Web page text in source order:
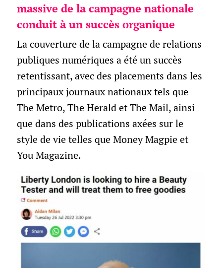
massive de la campagne nationale
conduit à un succès organique
La couverture de la campagne de relations
publiques numériques a été un succès
retentissant, avec des placements dans les
principaux journaux nationaux tels que
The Metro, The Herald et The Mail, ainsi
que dans des publications axées sur le
style de vie telles que Money Magpie et
You Magazine.